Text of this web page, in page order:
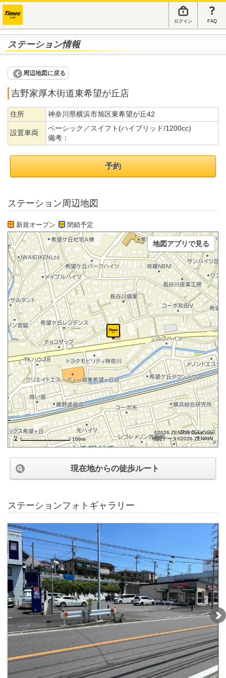
ログイン FAQ
ステーション情報
周辺地図に戻る
吉野家厚木街道東希望が丘店
住所 神奈川県横浜市旭区東希望が丘42
設置車両
ベーシック／スイフト(ハイブリッド/1200cc)
備考：
予約
ステーション周辺地図
新規オープン 閉鎖予定
100m
©2026 ZENRIN DataCom
地図データ©2026 ZENRIN
地図アプリで見る
現在地からの徒歩ルート
ステーションフォトギャラリー